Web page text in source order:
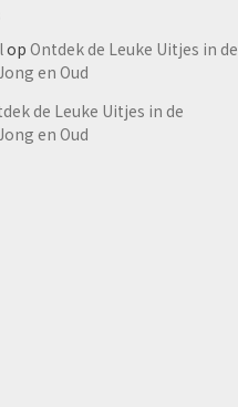
op Ontdek de Leuke Uitjes in de
en Oud
de Leuke Uitjes in de
en Oud